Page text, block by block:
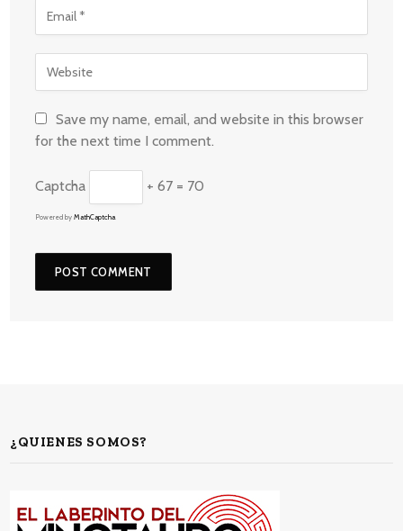
Save my name, email, and website in this browser
for the next time I comment.
Captcha + 67 = 70
Powered by MathCaptcha
¿QUIENES SOMOS?